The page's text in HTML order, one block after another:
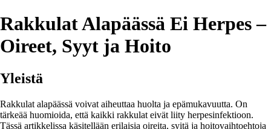
Rakkulat Alapäässä Ei Herpes –
Oireet, Syyt ja Hoito
Yleistä
Rakkulat alapäässä voivat aiheuttaa huolta ja epämukavuutta. On
tärkeää huomioida, että kaikki rakkulat eivät liity herpesinfektioon.
Tässä artikkelissa käsitellään erilaisia oireita, syitä ja hoitovaihtoehtoja